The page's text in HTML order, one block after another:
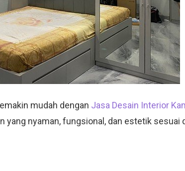
mudah dengan Jasa Desain Interior
yang nyaman, fungsional, dan estetik sesuai